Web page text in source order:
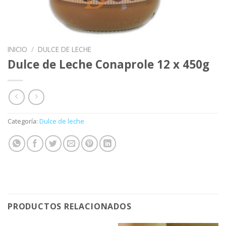
INICIO / DULCE DE LECHE
Dulce de Leche Conaprole 12 x 450g
Categoría: Dulce de leche
PRODUCTOS RELACIONADOS